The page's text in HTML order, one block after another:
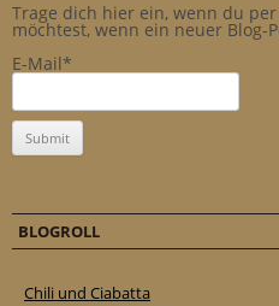
Trage dich hier ein, wenn du
möchtest, wenn ein neuer Blog-
E-Mail*
BLOGROLL
Chili und Ciabatta